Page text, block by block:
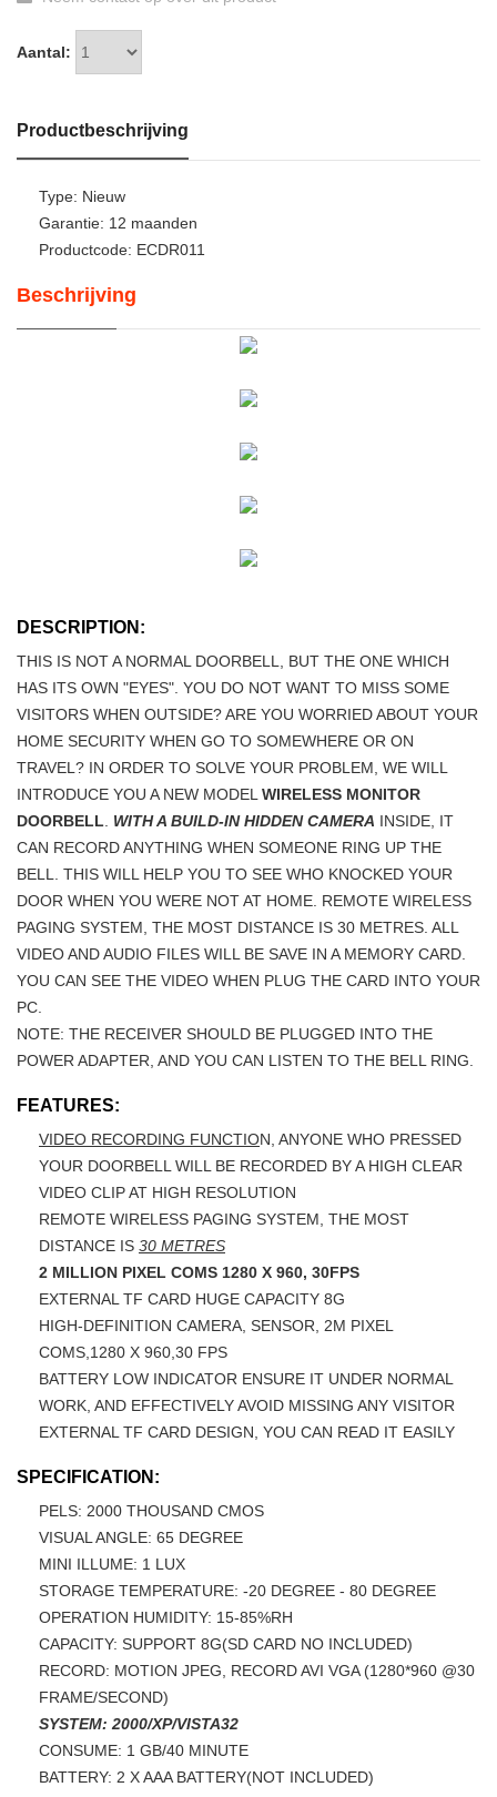
Aantal:
Productbeschrijving
Type: Nieuw
Garantie: 12 maanden
Productcode: ECDR011
Beschrijving
DESCRIPTION:
THIS IS NOT A NORMAL DOORBELL, BUT THE ONE WHICH
HAS ITS OWN "EYES". YOU DO NOT WANT TO MISS SOME
VISITORS WHEN OUTSIDE? ARE YOU WORRIED ABOUT YOUR
HOME SECURITY WHEN GO TO SOMEWHERE OR ON
TRAVEL? IN ORDER TO SOLVE YOUR PROBLEM, WE WILL
INTRODUCE YOU A NEW MODELWIRELESS MONITOR
DOORBELL. WITH A BUILD-IN HIDDEN CAMERA INSIDE, IT
CAN RECORD ANYTHING WHEN SOMEONE RING UP THE
BELL. THIS WILL HELP YOU TO SEE WHO KNOCKED YOUR
DOOR WHEN YOU WERE NOT AT HOME. REMOTE WIRELESS
PAGING SYSTEM, THE MOST DISTANCE IS 30 METRES. ALL
VIDEO AND AUDIO FILES WILL BE SAVE IN A MEMORY CARD.
YOU CAN SEE THE VIDEO WHEN PLUG THE CARD INTO YOUR
PC.
NOTE: THE RECEIVER SHOULD BE PLUGGED INTO THE
POWER ADAPTER, AND YOU CAN LISTEN TO THE BELL RING.
FEATURES:
VIDEO RECORDING FUNCTION, ANYONE WHO PRESSED
YOUR DOORBELL WILL BE RECORDED BY A HIGH CLEAR
VIDEO CLIP AT HIGH RESOLUTION
REMOTE WIRELESS PAGING SYSTEM, THE MOST
DISTANCE IS 30 METRES
2 MILLION PIXEL COMS 1280 X 960, 30FPS
EXTERNAL TF CARD HUGE CAPACITY 8G
HIGH-DEFINITION CAMERA, SENSOR, 2M PIXEL
COMS,1280 X 960,30 FPS
BATTERY LOW INDICATOR ENSURE IT UNDER NORMAL
WORK, AND EFFECTIVELY AVOID MISSING ANY VISITOR
EXTERNAL TF CARD DESIGN, YOU CAN READ IT EASILY
SPECIFICATION:
PELS: 2000 THOUSAND CMOS
VISUAL ANGLE: 65 DEGREE
MINI ILLUME: 1 LUX
STORAGE TEMPERATURE: -20 DEGREE - 80 DEGREE
OPERATION HUMIDITY: 15-85%RH
CAPACITY: SUPPORT 8G(SD CARD NO INCLUDED)
RECORD: MOTION JPEG, RECORD AVI VGA (1280*960 @30
FRAME/SECOND)
SYSTEM: 2000/XP/VISTA32
CONSUME: 1 GB/40 MINUTE
BATTERY: 2 X AAA BATTERY(NOT INCLUDED)